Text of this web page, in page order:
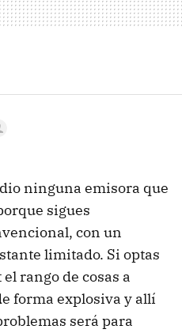
ninguna emisora que
sigues
con un
limitado. Si optas
rango de cosas a
forma explosiva y allí
será para